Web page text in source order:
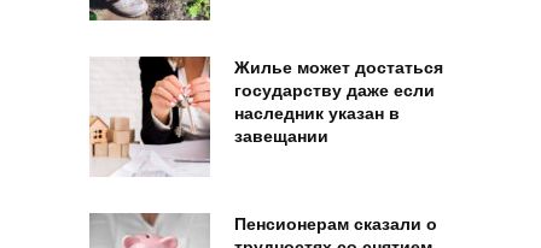
Жилье может достаться
государству даже если
наследник указан в
завещании
Пенсионерам сказали о